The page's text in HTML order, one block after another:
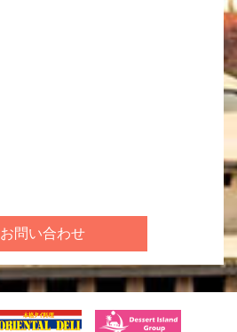
お問い合わせ